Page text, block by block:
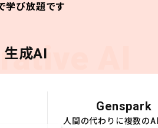
学び放題です
AI
生成AI
Genspark
人間の代わりに複数の